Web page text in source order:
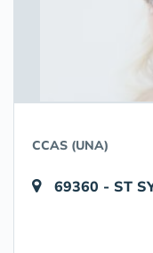
CCAS (UNA)
69360 - ST